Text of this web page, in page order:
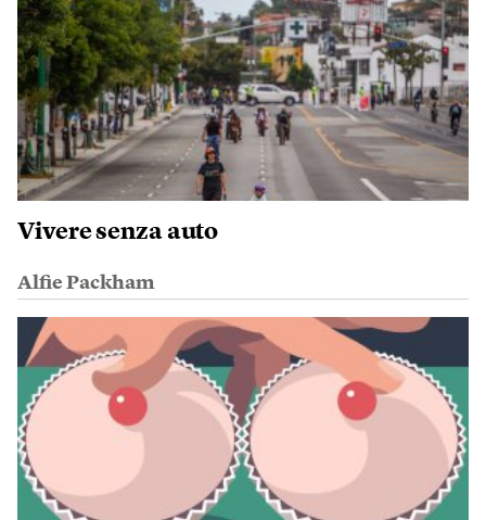
Vivere senza auto
Alfie Packham